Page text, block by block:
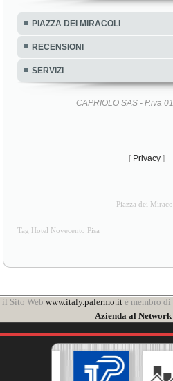
PIAZZA DEI MIRACOLI
RECENSIONI
SERVIZI
CAPRIOLO SAS - P.iva
[ Privacy ]
Piazza dei
Tag Hotel Novecento Pisa
il Sito Web www.italy.palermo.itè membro
Azienda al